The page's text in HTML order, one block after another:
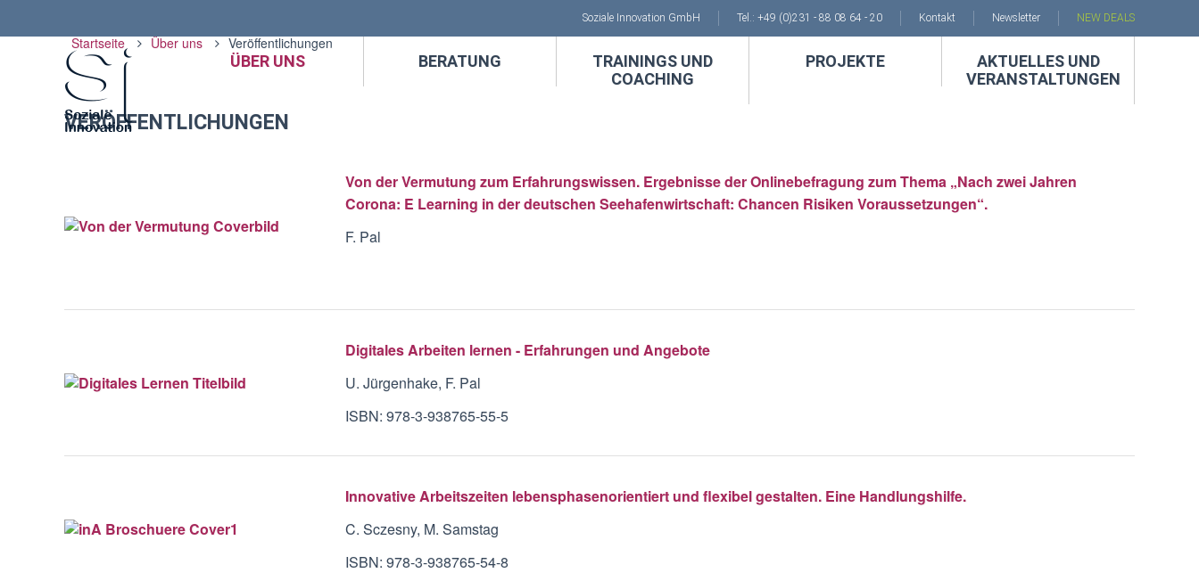
NEW DEALS
Newsletter
Kontakt
Tel.: +49 (0)231 - 88 08 64 - 20
Soziale Innovation GmbH
ÜBER UNS BERATUNG
TRAININGS UND
COACHING
PROJEKTE
AKTUELLES UND
VERANSTALTUNGEN
Startseite Über uns Veröffentlichungen
VERÖFFENTLICHUNGEN
Von der Vermutung zum Erfahrungswissen. Ergebnisse der Onlinebefragung zum Thema „Nach zwei Jahren
Corona: E Learning in der deutschen Seehafenwirtschaft: Chancen Risiken Voraussetzungen“.
F. Pal
Digitales Arbeiten lernen - Erfahrungen und Angebote
U. Jürgenhake, F. Pal
ISBN: 978-3-938765-55-5
Innovative Arbeitszeiten lebensphasenorientiert und flexibel gestalten. Eine Handlungshilfe.
C. Sczesny, M. Samstag
ISBN: 978-3-938765-54-8